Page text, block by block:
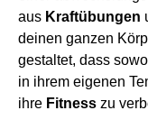
aus Kraftübungen
deinen ganzen
gestaltet, dass
in ihrem eigenen
ihre Fitness zu